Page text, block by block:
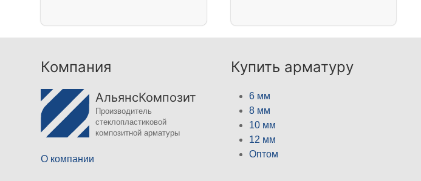
Компания
АльянсКомпозит
Производитель
стеклопластиковой
композитной арматуры
О компании
Купить арматуру
6 мм
8 мм
10 мм
12 мм
Оптом